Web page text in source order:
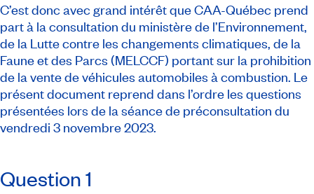
C’est donc avec grand intérêt que CAA-Québec prend
part à la consultation du ministère de l’Environnement,
de la Lutte contre les changements climatiques, de la
Faune et des Parcs (MELCCF) portant sur la prohibition
de la vente de véhicules automobiles à combustion. Le
présent document reprend dans l’ordre les questions
présentées lors de la séance de préconsultation du
vendredi 3 novembre 2023.
Question 1